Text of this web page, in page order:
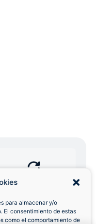
para almacenar y/o
El consentimiento de estas
como el comportamiento de
Devolución 7 Días